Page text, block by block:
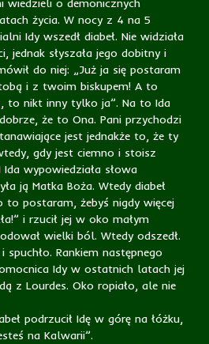
wiedzieli o demonicznych
życia. W nocy z 4 na 5
Idy wszedł diabeł. Nie widziała
jednak słyszała jego dobitny i
do niej: „Już ja się postaram
i z twoim biskupem! A to
to nikt inny tylko ja”. Na to Ida
że to Ona. Pani przychodzi
jest jednakże to, że ty
gdy jest ciemno i stoisz
wypowiedziała słowa
ją Matka Boża. Wtedy diabeł
to postaram, żebyś nigdy więcej
i rzucił jej w oko małym
wielki ból. Wtedy odszedł.
spuchło. Rankiem następnego
Idy w ostatnich latach jej
z Lourdes. Oko ropiało, ale nie
podrzucił Idę w górę na łóżku,
na Kalwarii”.